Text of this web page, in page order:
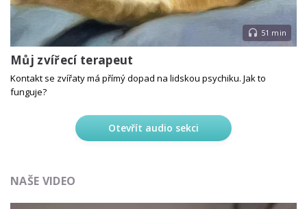
51 min
Můj zvířecí terapeut
Kontakt se zvířaty má přímý dopad na lidskou psychiku. Jak to
funguje?
Otevřít audio sekci
NAŠE VIDEO